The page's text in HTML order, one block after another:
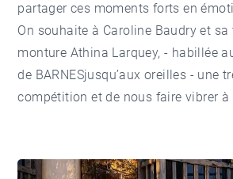
partager ces moments forts en
On souhaite à Caroline Baudry et sa
monture Athina Larquey, - habillée
de BARNESjusqu’aux oreilles - une
compétition et de nous faire vibrer